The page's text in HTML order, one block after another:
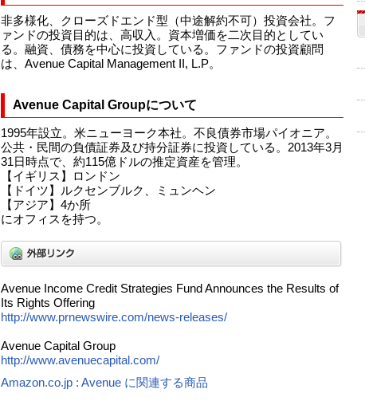
非多様化、クローズドエンド型（中途解約不可）投資会社。フ
ァンドの投資目的は、高収入。資本増価を二次目的としてい
る。融資、債務を中心に投資している。ファンドの投資顧問
は、Avenue Capital Management II, L.P。
Avenue Capital Groupについて
1995年設立。米ニューヨーク本社。不良債券市場パイオニア。
公共・民間の負債証券及び持分証券に投資している。2013年3月
31日時点で、約115億ドルの推定資産を管理。
【イギリス】ロンドン
【ドイツ】ルクセンブルク、ミュンヘン
【アジア】4か所
にオフィスを持つ。
Avenue Income Credit Strategies Fund Announces the Results of
Its Rights Offering
http://www.prnewswire.com/news-releases/
Avenue Capital Group
http://www.avenuecapital.com/
Amazon.co.jp : Avenue に関連する商品